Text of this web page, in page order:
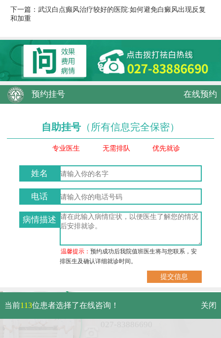
下一篇： 武汉白点癫风治疗较好的医院:如何避免白癜风出现反复
和加重
预约挂号 在线预约
自助挂号 （所有信息完全保密）
专业医生 无需排队 优先就诊
姓名
电话
病情描述
温馨提示：预约成功后我院值班医生将与您联系，安
排医生及确认详细就诊时间。
武汉市硚口区解放大道479号
免费电话：
当前113位患者选择了在线咨询！ 关闭